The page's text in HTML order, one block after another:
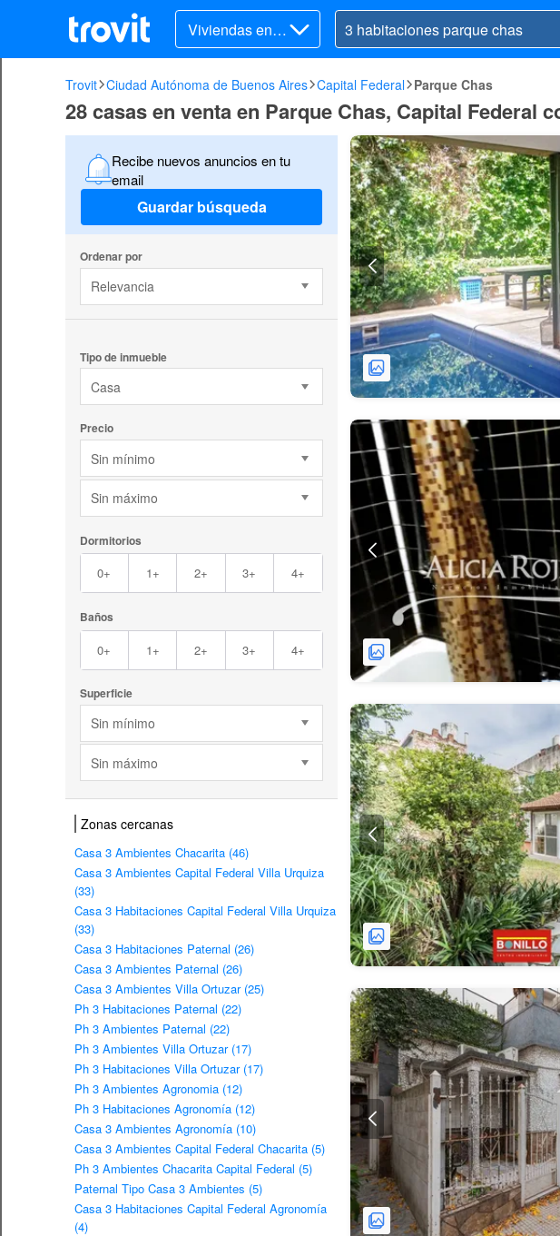
Viviendas en v
enta
Trovit Ciudad Autónoma de Buenos Aires Capital Federal Parque Chas
28 casas en venta en Parque Chas, Capital Federal
Recibe nuevos anuncios en tu
email
Guardar búsqueda
Ordenar por
Relevancia
Tipo de inmueble
Casa
Precio
Sin mínimo
Sin máximo
Dormitorios
0+ 1+ 2+ 3+ 4+
Baños
0+ 1+ 2+ 3+ 4+
Superficie
Sin mínimo
Sin máximo
Zonas cercanas
Casa 3 Ambientes Chacarita (46)
Casa 3 Ambientes Capital Federal Villa Urquiza
(33)
Casa 3 Habitaciones Capital Federal Villa Urquiza
(33)
Casa 3 Habitaciones Paternal (26)
Casa 3 Ambientes Paternal (26)
Casa 3 Ambientes Villa Ortuzar (25)
Ph 3 Habitaciones Paternal (22)
Ph 3 Ambientes Paternal (22)
Ph 3 Ambientes Villa Ortuzar (17)
Ph 3 Habitaciones Villa Ortuzar (17)
Ph 3 Ambientes Agronomia (12)
Ph 3 Habitaciones Agronomía (12)
Casa 3 Ambientes Agronomía (10)
Casa 3 Ambientes Capital Federal Chacarita (5)
Ph 3 Ambientes Chacarita Capital Federal (5)
Paternal Tipo Casa 3 Ambientes (5)
Casa 3 Habitaciones Capital Federal Agronomía
(4)